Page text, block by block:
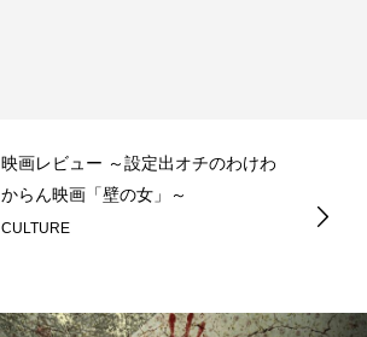
映画レビュー ～設定出オチのわけわ
からん映画「壁の女」～
CULTURE